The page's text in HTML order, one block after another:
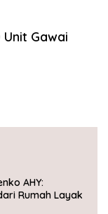
Unit Gawai
AHY:
Rumah Layak